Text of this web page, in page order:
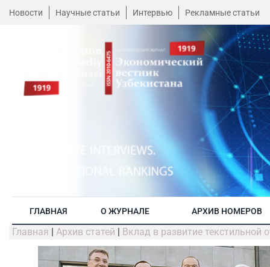
Новости Научные статьи Интервью Рекламные статьи
ГЛАВНАЯ О ЖУРНАЛЕ АРХИВ НОМЕРОВ
Главная | Архив статей | Вклад в развитие текстильной